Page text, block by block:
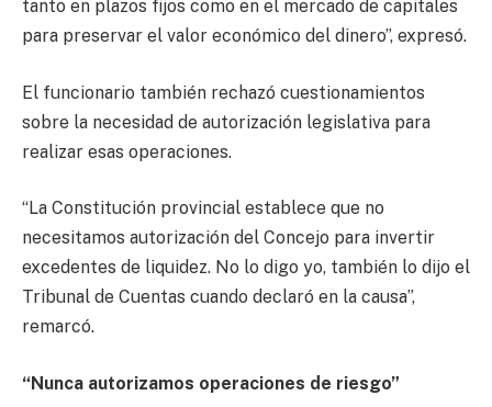
tanto en plazos fijos como en el mercado de capitales
para preservar el valor económico del dinero”, expresó.
El funcionario también rechazó cuestionamientos
sobre la necesidad de autorización legislativa para
realizar esas operaciones.
“La Constitución provincial establece que no
necesitamos autorización del Concejo para invertir
excedentes de liquidez. No lo digo yo, también lo dijo el
Tribunal de Cuentas cuando declaró en la causa”,
remarcó.
“Nunca autorizamos operaciones de riesgo”